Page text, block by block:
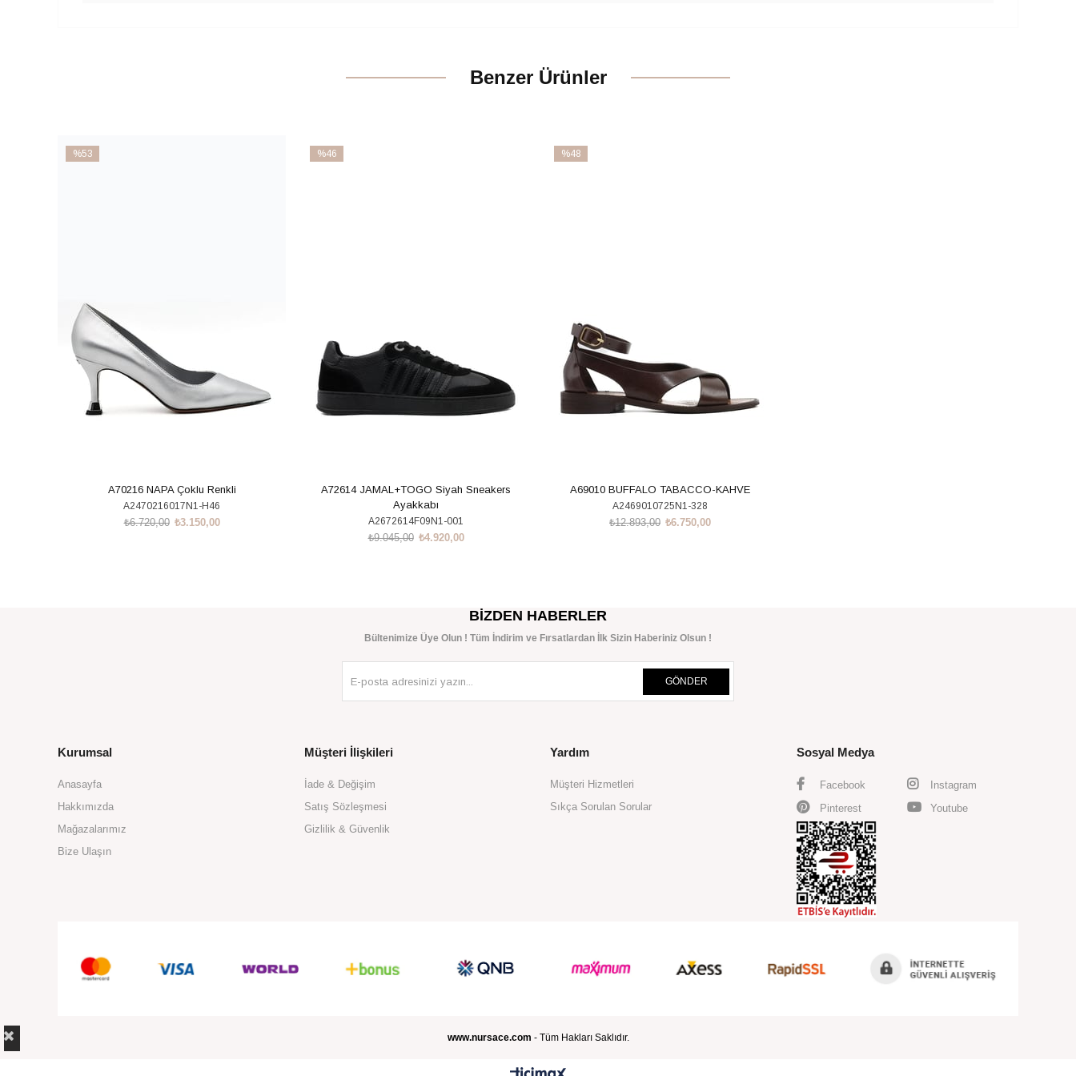
Benzer Ürünler
%53
A70216 NAPA Çoklu Renkli
A2470216017N1-H46
₺3.150,00
₺6.720,00
%46
A72614 JAMAL+TOGO Siyah Sneakers
Ayakkabı
A2672614F09N1-001
₺4.920,00
₺9.045,00
%48
A69010 BUFFALO TABACCO-KAHVE
A2469010725N1-328
₺6.750,00
₺12.893,00
BIZDEN HABERLER
Bültenimize Üye Olun ! Tüm İndirim ve Fırsatlardan İlk Sizin Haberiniz Olsun !
GÖNDER
Kurumsal
Anasayfa
Hakkımızda
Mağazalarımız
Bize Ulaşın
Müşteri İlişkileri
İade & Değişim
Satış Sözleşmesi
Gizlilik & Güvenlik
Yardım
Müşteri Hizmetleri
Sıkça Sorulan Sorular
Sosyal Medya
Facebook
Instagram
Pinterest
Youtube
www.nursace.com - Tüm Hakları Saklıdır.